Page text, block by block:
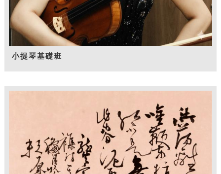
小提琴基礎班